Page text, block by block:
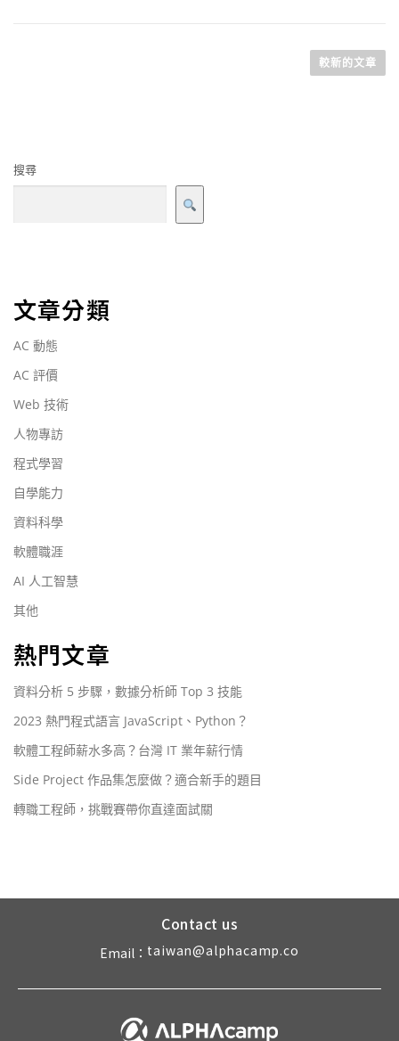
較新的文章
搜尋
文章分類
AC 動態
AC 評價
Web 技術
人物專訪
程式學習
自學能力
資料科學
軟體職涯
AI 人工智慧
其他
熱門文章
資料分析 5 步驟，數據分析師 Top 3 技能
2023 熱門程式語言 JavaScript、Python？
軟體工程師薪水多高？台灣 IT 業年薪行情
Side Project 作品集怎麼做？適合新手的題目
轉職工程師，挑戰賽帶你直達面試關
Contact us
Email： taiwan@alphacamp.co